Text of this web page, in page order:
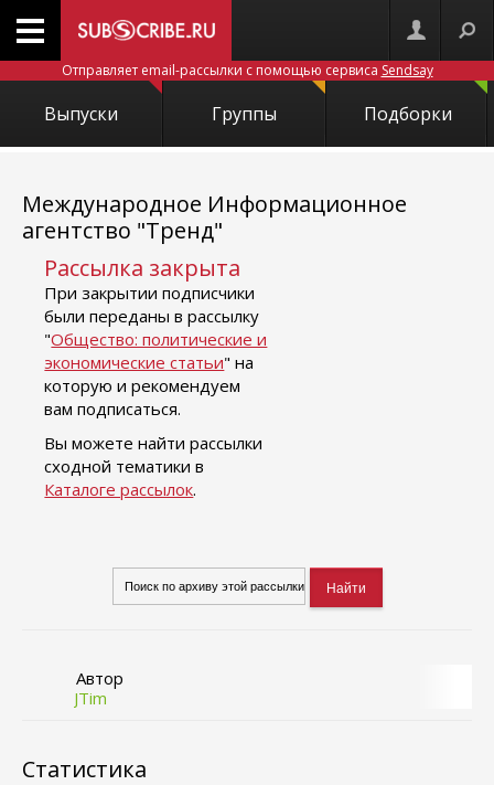
Отправляет email-рассылки с помощью сервиса Sendsay
Выпуски Группы Подборки
Международное Информационное
агентство "Тренд"
Рассылка закрыта
При закрытии подписчики
были переданы в рассылку
"Общество: политические и
экономические статьи" на
которую и рекомендуем
вам подписаться.
Вы можете найти рассылки
сходной тематики в
Каталоге рассылок.
Автор
JTim
Статистика